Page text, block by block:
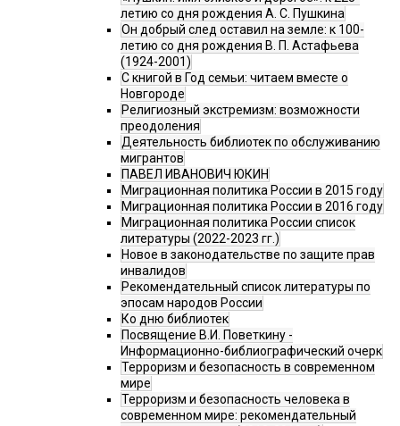
летию со дня рождения А. С. Пушкина
Он добрый след оставил на земле: к 100-
летию со дня рождения В. П. Астафьева
(1924-2001)
С книгой в Год семьи: читаем вместе о
Новгороде
Религиозный экстремизм: возможности
преодоления
Деятельность библиотек по обслуживанию
мигрантов
ПАВЕЛ ИВАНОВИЧ ЮКИН
Миграционная политика России в 2015 году
Миграционная политика России в 2016 году
Миграционная политика России список
литературы (2022-2023 гг.)
Новое в законодательстве по защите прав
инвалидов
Рекомендательный список литературы по
эпосам народов России
Ко дню библиотек
Посвящение В.И. Поветкину -
Информационно-библиографический очерк
Терроризм и безопасность в современном
мире
Терроризм и безопасность человека в
современном мире: рекомендательный